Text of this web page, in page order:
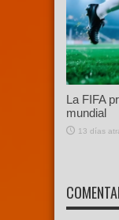
La FIFA
mundial
13 días